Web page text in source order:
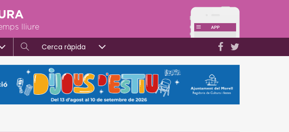
lliure
Cerca ràpida